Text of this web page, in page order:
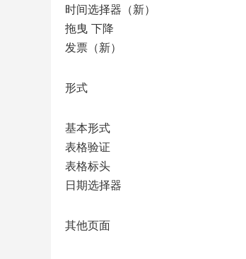
时间选择器（新）
拖曳 下降
发票（新）
形式
基本形式
表格验证
表格标头
日期选择器
其他页面